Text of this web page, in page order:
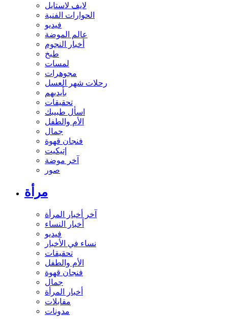
لايف لاستايل
الحوارات الفنية
فيديو
عالم الموضة
أخبار النجوم
طبخ
لمسات
مجوهرات
رحلات شهر العسل
بأيديهم
تحقيقات
اسأل طبيبك
الأم والطفل
جمال
فنجان قهوة
إتيكيت
آخر موضة
صور
مرأة
آخر أخبار المرأة
أخبار النساء
فيديو
نساء في الأخبار
تحقيقات
الأم والطفل
فنجان قهوة
جمال
أخبار المرأة
مقابلات
مدونات